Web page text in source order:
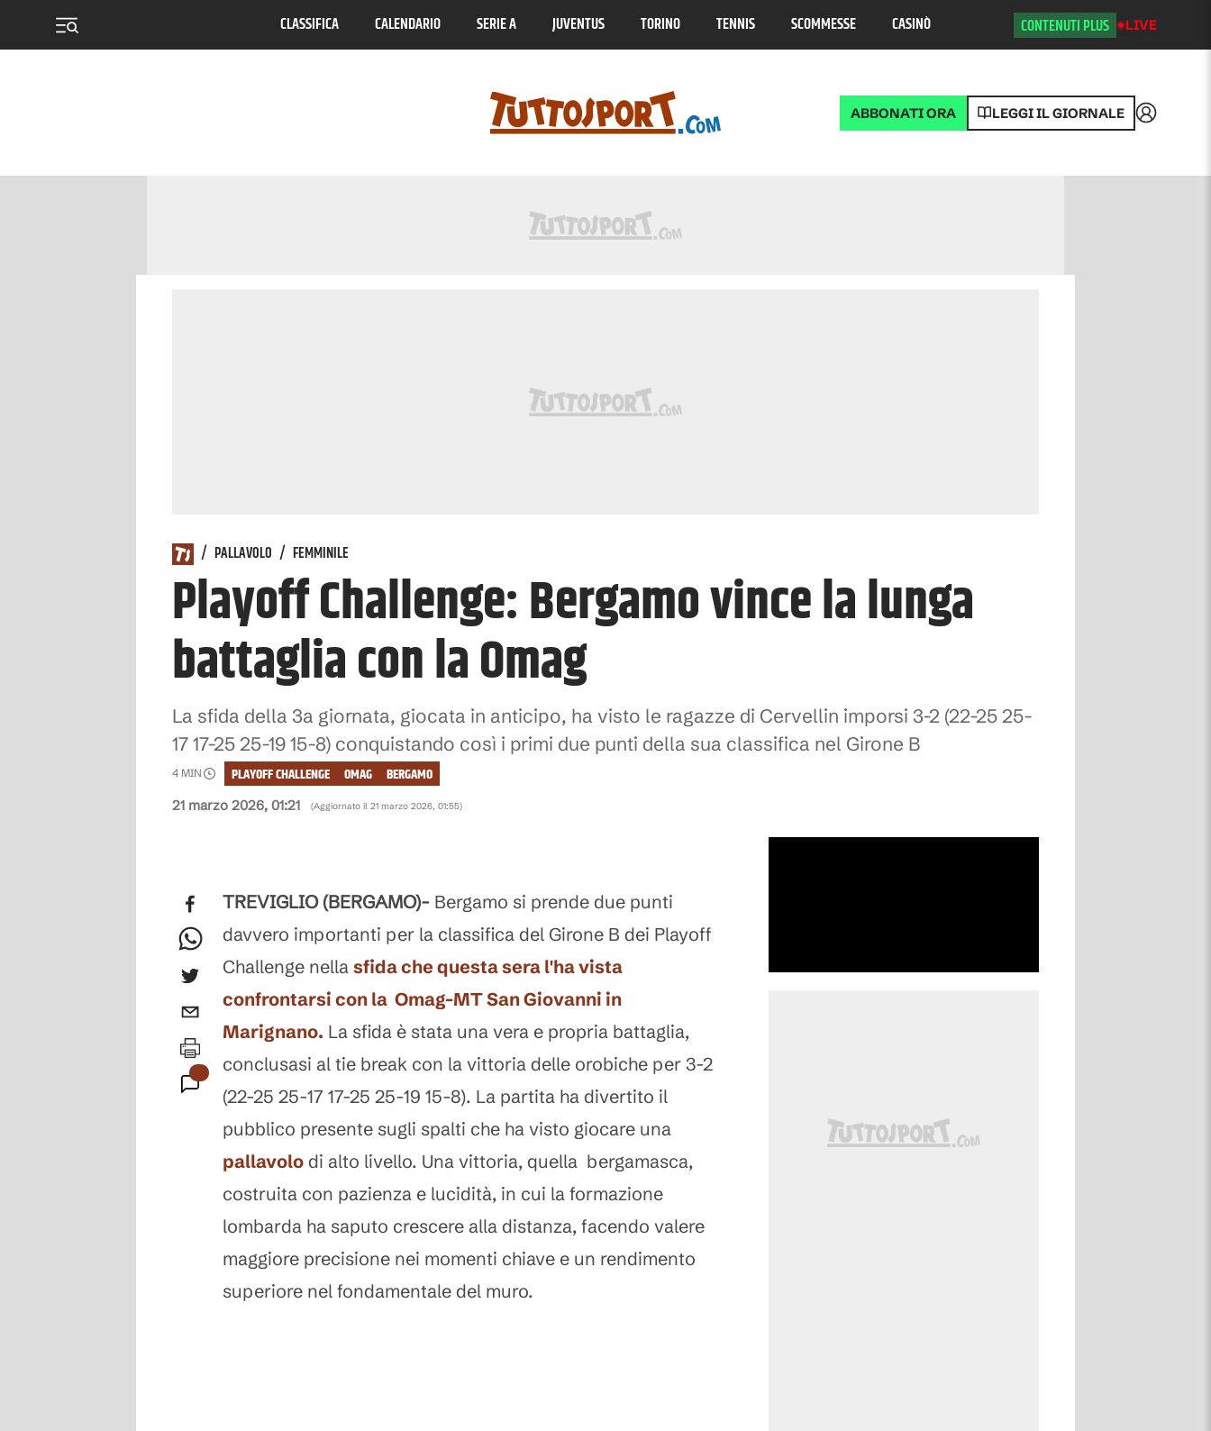
CLASSIFICA CALENDARIO SERIE A JUVENTUS TORINO TENNIS SCOMMESSE CASINÒ CONTENUTI PLUS LIVE
ABBONATI ORA LEGGI IL GIORNALE Accedi
/ PALLAVOLO / FEMMINILE
Playoff Challenge: Bergamo vince la lunga
battaglia con la Omag
La sfida della 3a giornata, giocata in anticipo, ha visto le ragazze di Cervellin imporsi 3-2 (22-25 25-
17 17-25 25-19 15-8) conquistando così i primi due punti della sua classifica nel Girone B
21 marzo 2026, 01:21 (Aggiornato il 21 marzo 2026, 01:55)
4 MIN BERGAMO
OMAG
PLAYOFF CHALLENGE
TREVIGLIO (BERGAMO)- Bergamo si prende due punti
davvero importanti per la classifica del Girone B dei Playoff
Challenge nella sfida che questa sera l'ha vista
confrontarsi con la Omag-MT San Giovanni in
Marignano. La sfida è stata una vera e propria battaglia,
conclusasi al tie break con la vittoria delle orobiche per 3-2
(22-25 25-17 17-25 25-19 15-8). La partita ha divertito il
pubblico presente sugli spalti che ha visto giocare una
pallavolo di alto livello. Una vittoria, quella bergamasca,
costruita con pazienza e lucidità, in cui la formazione
lombarda ha saputo crescere alla distanza, facendo valere
maggiore precisione nei momenti chiave e un rendimento
superiore nel fondamentale del muro.